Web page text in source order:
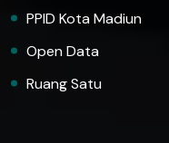
PPID Kota Madiun
Open Data
Ruang Satu